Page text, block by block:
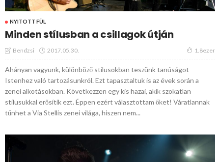
NYITOTT FÜL
Minden stílusban a csillagok útján
Bendzsi 2017.05.30. 1.8ezer
Ahányan vagyunk, különböző stílusokban teszünk tanúságot
Istenhez való tartozásunkról. Ezt tapasztaltuk is az évek során a
zenei alkotásokban. Következzen egy kis hazai, akik szokatlan
stílusukkal erősítik ezt. Éppen ezért választottam őket! Váratlannak
tűnhet a Via Stellis zenei világa, hiszen nem...